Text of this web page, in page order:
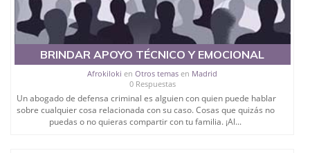
BRINDAR APOYO TÉCNICO Y EMOCIONAL
Afrokiloki enOtros temas en Madrid
0 Respuestas
Un abogado de defensa criminal es alguien con quien puede hablar
sobre cualquier cosa relacionada con su caso. Cosas que quizás no
puedas o no quieras compartir con tu familia. ¡Al...